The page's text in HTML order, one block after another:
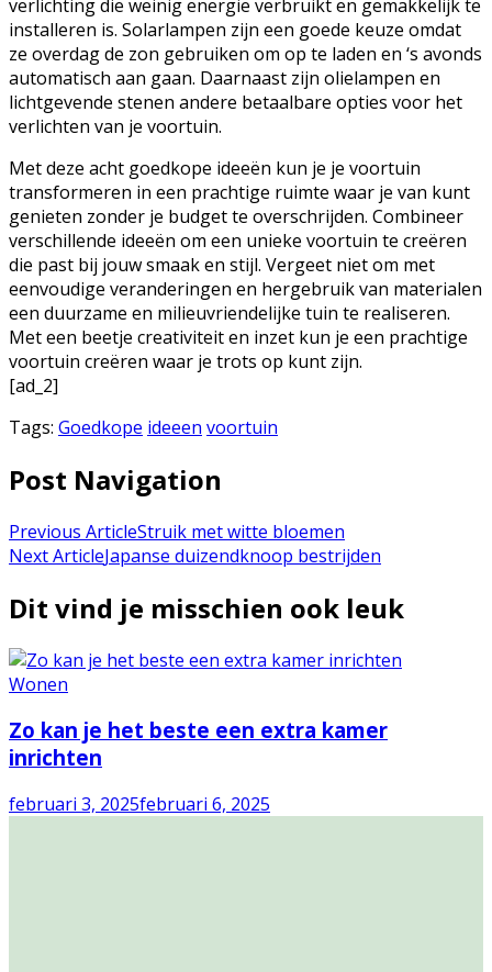
verlichting die weinig energie verbruikt en gemakkelijk te
installeren is. Solarlampen zijn een goede keuze omdat
ze overdag de zon gebruiken om op te laden en ‘s avonds
automatisch aan gaan. Daarnaast zijn olielampen en
lichtgevende stenen andere betaalbare opties voor het
verlichten van je voortuin.
Met deze acht goedkope ideeën kun je je voortuin
transformeren in een prachtige ruimte waar je van kunt
genieten zonder je budget te overschrijden. Combineer
verschillende ideeën om een unieke voortuin te creëren
die past bij jouw smaak en stijl. Vergeet niet om met
eenvoudige veranderingen en hergebruik van materialen
een duurzame en milieuvriendelijke tuin te realiseren.
Met een beetje creativiteit en inzet kun je een prachtige
voortuin creëren waar je trots op kunt zijn.
[ad_2]
Tags: Goedkope ideeen voortuin
Post Navigation
Previous ArticleStruik met witte bloemen
Next ArticleJapanse duizendknoop bestrijden
Dit vind je misschien ook leuk
Wonen
Zo kan je het beste een extra kamer
inrichten
februari 3, 2025februari 6, 2025